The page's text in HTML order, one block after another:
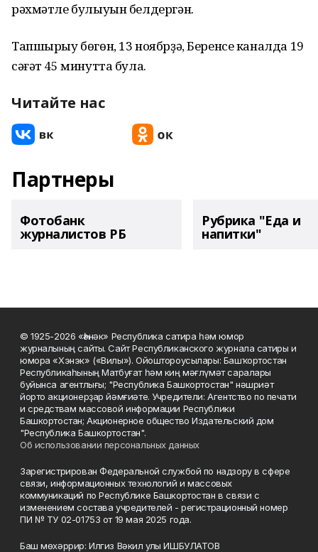
рәхмәтле булыуын белдергән.
Тапшырыу бөгөн, 13 ноябрҙә, Беренсе каналда 19
сәғәт 45 минутта була.
Читайте нас
Партнеры
Фотобанк
журналистов РБ
Рубрика "Еда и
напитки"
© 1925-2026 «Һәнәк» Республика сатира һәм юмор
журналының сайты. Сайт Республиканского журнала сатиры и
юмора «Хэнэк» («Вилы»). Ойоштороусылары: Башҡортостан
Республикаһының Матбуғат һәм киң мәғлүмәт саралары
буйынса агентлығы; "Республика Башкортостан" нәшриәт
йорто акционерҙар йәмғиәте. Учредители: Агентство по печати
и средствам массовой информации Республики
Башкортостан; Акционерное общество Издательский дом
"Республика Башкортостан".
Об использовании персональных данных
Зарегистрирован Федеральной службой по надзору в сфере
связи, информационных технологий и массовых
коммуникаций по Республике Башкортостан в связи с
изменением состава учредителей - регистрационный номер
ПИ № ТУ 02-01753 от 19 мая 2025 года.
Баш мөхәррир: Илгиз Вәкил улы ИШБУЛАТОВ